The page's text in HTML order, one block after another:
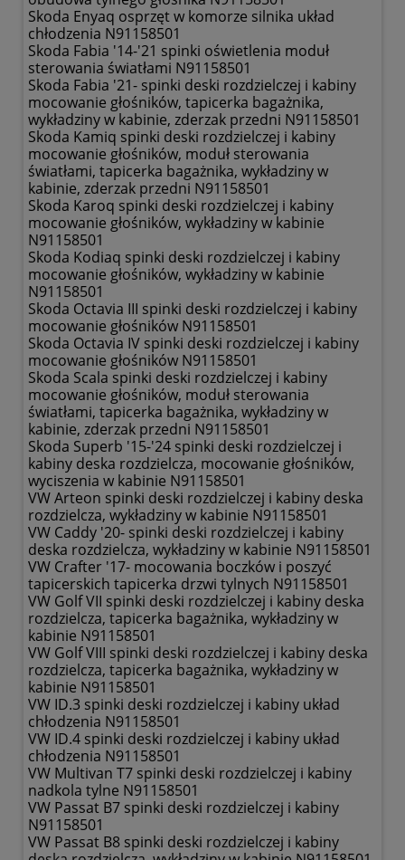
Skoda Enyaq osprzęt w komorze silnika układ
chłodzenia N91158501
Skoda Fabia '14-'21 spinki oświetlenia moduł
sterowania światłami N91158501
Skoda Fabia '21- spinki deski rozdzielczej i kabiny
mocowanie głośników, tapicerka bagażnika,
wykładziny w kabinie, zderzak przedni N91158501
Skoda Kamiq spinki deski rozdzielczej i kabiny
mocowanie głośników, moduł sterowania
światłami, tapicerka bagażnika, wykładziny w
kabinie, zderzak przedni N91158501
Skoda Karoq spinki deski rozdzielczej i kabiny
mocowanie głośników, wykładziny w kabinie
N91158501
Skoda Kodiaq spinki deski rozdzielczej i kabiny
mocowanie głośników, wykładziny w kabinie
N91158501
Skoda Octavia III spinki deski rozdzielczej i kabiny
mocowanie głośników N91158501
Skoda Octavia IV spinki deski rozdzielczej i kabiny
mocowanie głośników N91158501
Skoda Scala spinki deski rozdzielczej i kabiny
mocowanie głośników, moduł sterowania
światłami, tapicerka bagażnika, wykładziny w
kabinie, zderzak przedni N91158501
Skoda Superb '15-'24 spinki deski rozdzielczej i
kabiny deska rozdzielcza, mocowanie głośników,
wyciszenia w kabinie N91158501
VW Arteon spinki deski rozdzielczej i kabiny deska
rozdzielcza, wykładziny w kabinie N91158501
VW Caddy '20- spinki deski rozdzielczej i kabiny
deska rozdzielcza, wykładziny w kabinie N91158501
VW Crafter '17- mocowania boczków i poszyć
tapicerskich tapicerka drzwi tylnych N91158501
VW Golf VII spinki deski rozdzielczej i kabiny deska
rozdzielcza, tapicerka bagażnika, wykładziny w
kabinie N91158501
VW Golf VIII spinki deski rozdzielczej i kabiny deska
rozdzielcza, tapicerka bagażnika, wykładziny w
kabinie N91158501
VW ID.3 spinki deski rozdzielczej i kabiny układ
chłodzenia N91158501
VW ID.4 spinki deski rozdzielczej i kabiny układ
chłodzenia N91158501
VW Multivan T7 spinki deski rozdzielczej i kabiny
nadkola tylne N91158501
VW Passat B7 spinki deski rozdzielczej i kabiny
N91158501
VW Passat B8 spinki deski rozdzielczej i kabiny